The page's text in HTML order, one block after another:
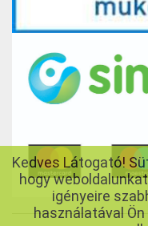
Kedves Látogató!
hogy
igényeire
használatával